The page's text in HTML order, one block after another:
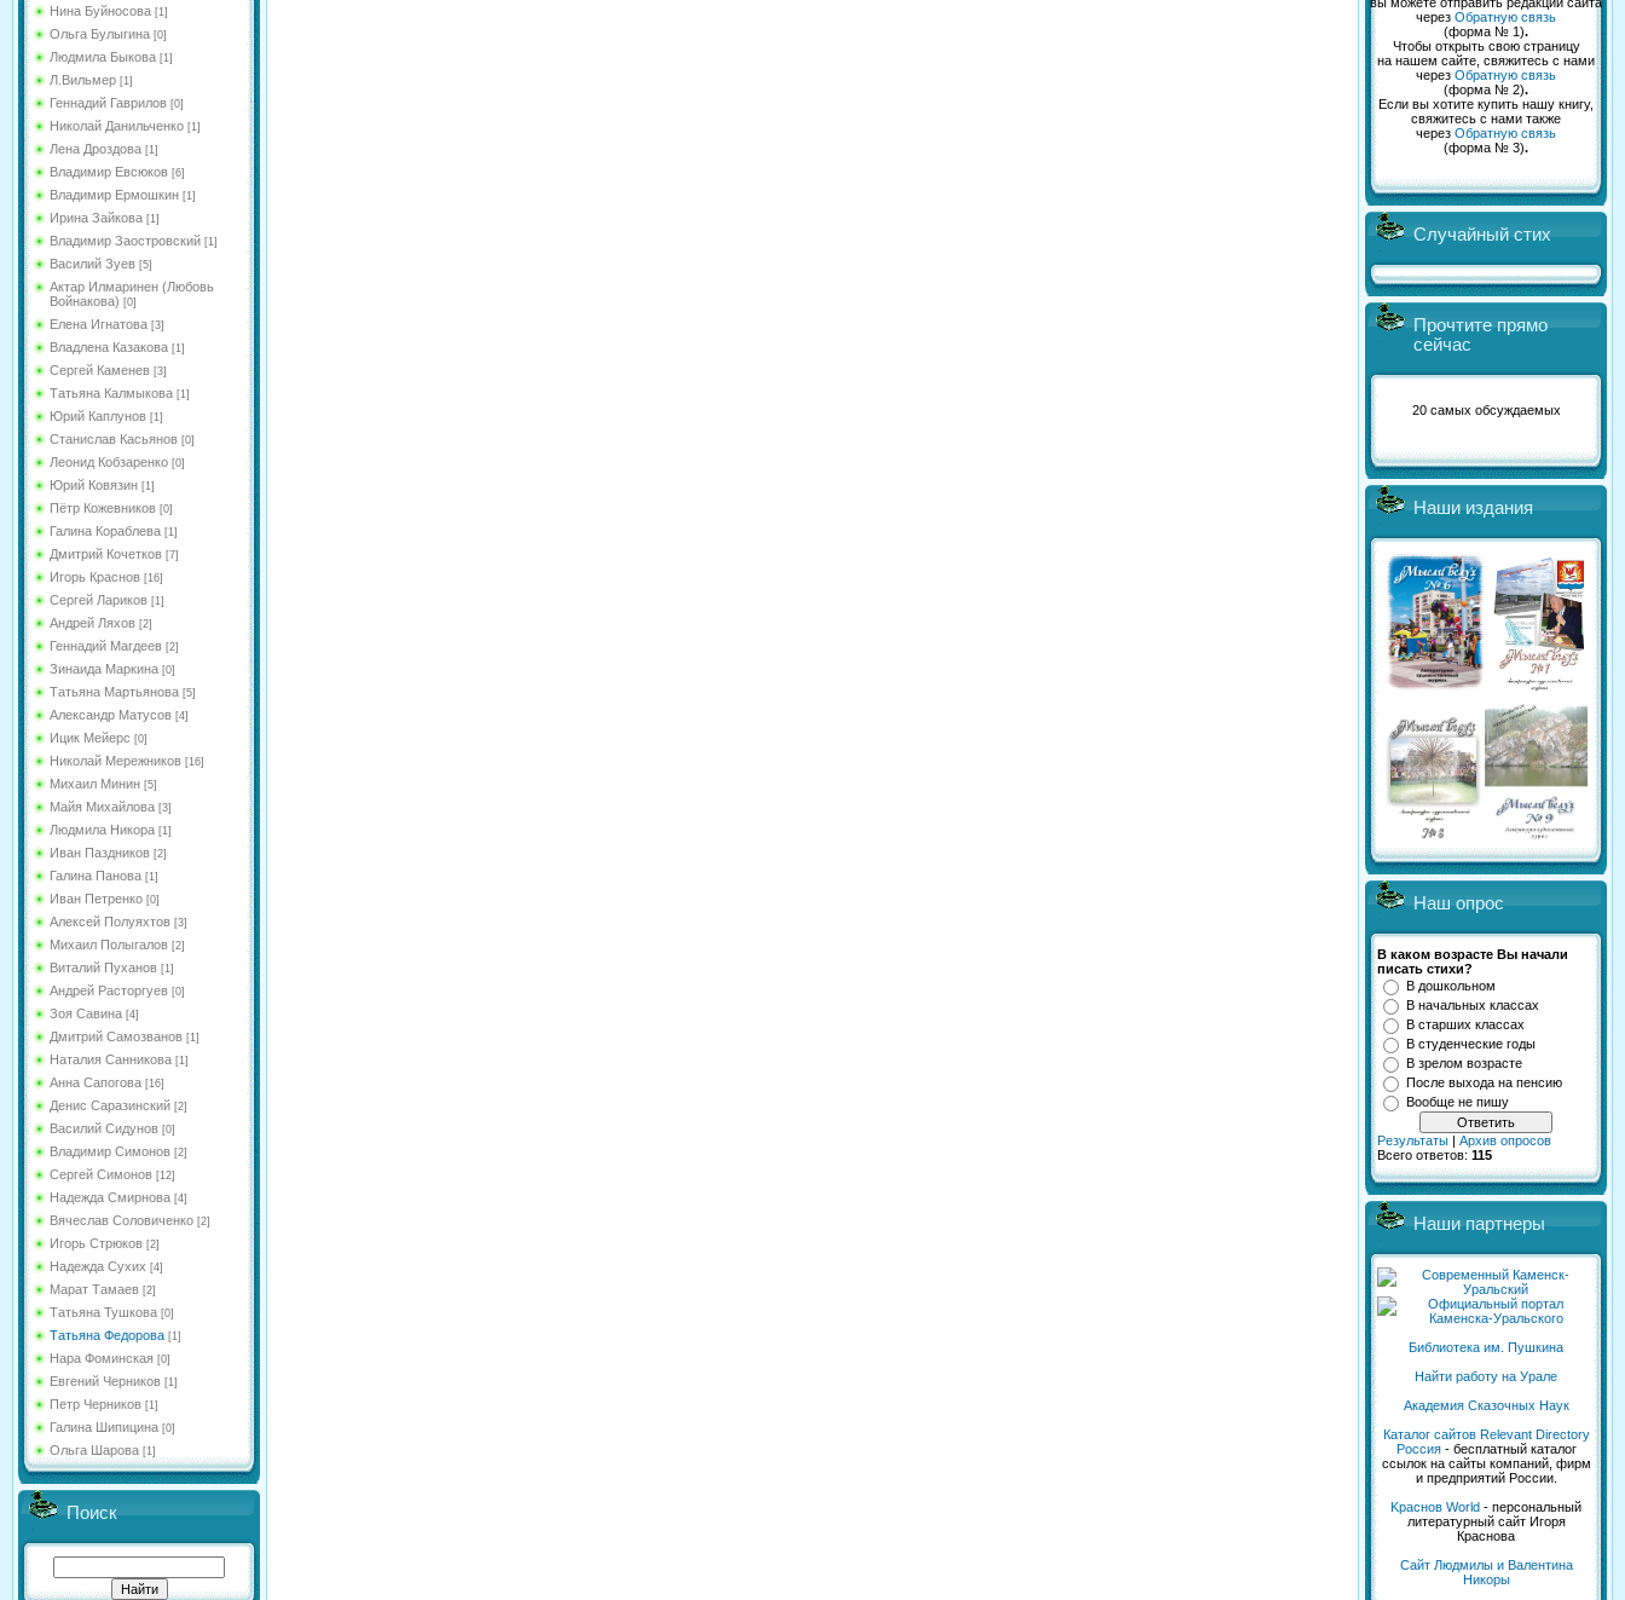
Нина Буйносова [1]
Ольга Булыгина [0]
Людмила Быкова [1]
Л.Вильмер [1]
Геннадий Гаврилов [0]
Николай Данильченко [1]
Лена Дроздова [1]
Владимир Евсюков [6]
Владимир Ермошкин [1]
Ирина Зайкова [1]
Владимир Заостровский [1]
Василий Зуев [5]
Актар Илмаринен (Любовь
Войнакова) [0]
Елена Игнатова [3]
Владлена Казакова [1]
Сергей Каменев [3]
Татьяна Калмыкова [1]
Юрий Каплунов [1]
Станислав Касьянов [0]
Леонид Кобзаренко [0]
Юрий Ковязин [1]
Пётр Кожевников [0]
Галина Кораблева [1]
Дмитрий Кочетков [7]
Игорь Краснов [16]
Сергей Лариков [1]
Андрей Ляхов [2]
Геннадий Магдеев [2]
Зинаида Маркина [0]
Татьяна Мартьянова [5]
Александр Матусов [4]
Ицик Мейерс [0]
Николай Мережников [16]
Михаил Минин [5]
Майя Михайлова [3]
Людмила Никора [1]
Иван Паздников [2]
Галина Панова [1]
Иван Петренко [0]
Алексей Полуяхтов [3]
Михаил Полыгалов [2]
Виталий Пуханов [1]
Андрей Расторгуев [0]
Зоя Савина [4]
Дмитрий Самозванов [1]
Наталия Санникова [1]
Анна Сапогова [16]
Денис Саразинский [2]
Василий Сидунов [0]
Владимир Симонов [2]
Сергей Симонов [12]
Надежда Смирнова [4]
Вячеслав Соловиченко [2]
Игорь Стрюков [2]
Надежда Сухих [4]
Марат Тамаев [2]
Татьяна Тушкова [0]
Татьяна Федорова [1]
Нара Фоминская [0]
Евгений Черников [1]
Петр Черников [1]
Галина Шипицина [0]
Ольга Шарова [1]
Поиск
через Обратную связь
(форма № 1).
Чтобы открыть свою страницу
на нашем сайте, свяжитесь с нами
через Обратную связь
(форма № 2).
Если вы хотите купить нашу книгу,
свяжитесь с нами также
через Обратную связь
(форма № 3).
Случайный стих
Прочтите прямо
сейчас
20 самых обсуждаемых
Наши издания
Наш опрос
В каком возрасте Вы начали
писать стихи?
В дошкольном
В начальных классах
В старших классах
В студенческие годы
В зрелом возрасте
После выхода на пенсию
Вообще не пишу
Результаты | Архив опросов
Всего ответов: 115
Наши партнеры
Библиотека им. Пушкина
Найти работу на Урале
Академия Сказочных Наук
Каталог сайтов Relevant Directory
Россия- бесплатный каталог
ссылок на сайты компаний, фирм
и предприятий России.
Kраснов World - персональный
литературный сайт Игоря
Краснова
Сайт Людмилы и Валентина
Никоры